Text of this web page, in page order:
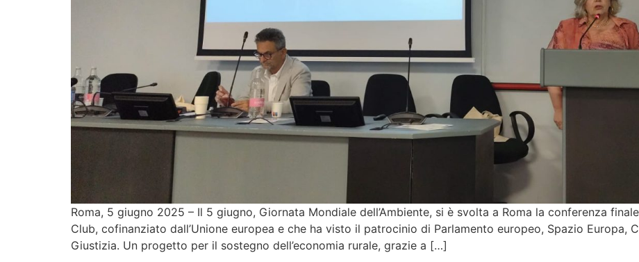
Roma, 5 giugno 2025 – Il 5 giugno, Giornata Mondiale dell’Ambiente, si è svolta a Roma la conferenza
Club, cofinanziato dall’Unione europea e che ha visto il patrocinio di Parlamento europeo, Spazio Europa,
Giustizia. Un progetto per il sostegno dell’economia rurale, grazie a […]